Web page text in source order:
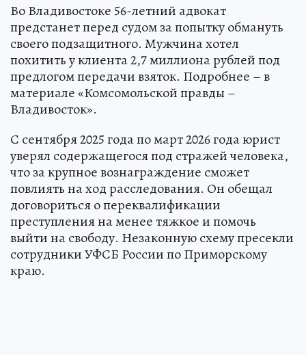
Во Владивостоке 56-летний адвокат
предстанет перед судом за попытку обмануть
своего подзащитного. Мужчина хотел
похитить у клиента 2,7 миллиона рублей под
предлогом передачи взяток. Подробнее – в
материале «Комсомольской правды –
Владивосток».
С сентября 2025 года по март 2026 года юрист
уверял содержащегося под стражей человека,
что за крупное вознаграждение сможет
повлиять на ход расследования. Он обещал
договориться о переквалификации
преступления на менее тяжкое и помочь
выйти на свободу. Незаконную схему пресекли
сотрудники УФСБ России по Приморскому
краю.